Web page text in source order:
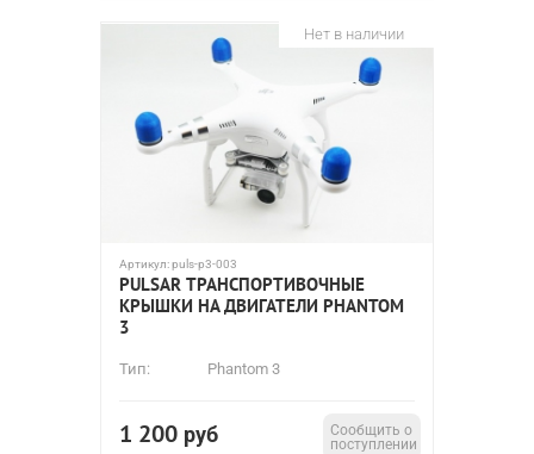
Нет в наличии
Артикул:puls-p3-003
PULSAR ТРАНСПОРТИВОЧНЫЕ
КРЫШКИ НА ДВИГАТЕЛИ PHANTOM
3
Тип: Phantom 3
1 200 руб
Сообщить о
поступлении